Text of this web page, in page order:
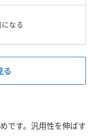
なる
る
です。汎用性を伸ばす